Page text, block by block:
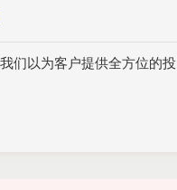
以为客户提供全方位的